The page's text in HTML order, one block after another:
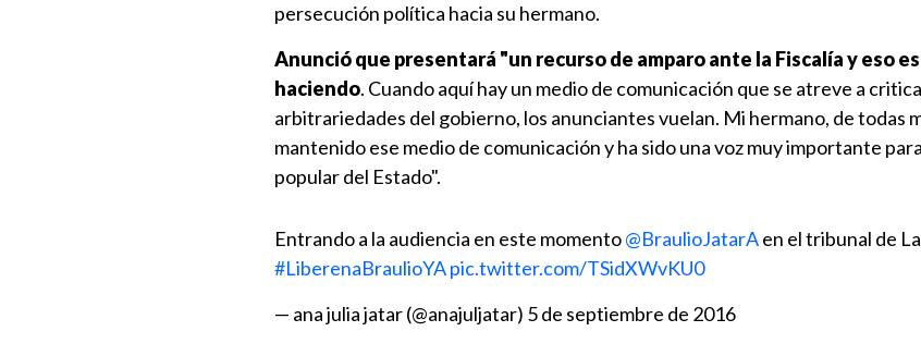
persecución política hacia su hermano.
Anunció que presentará "un recurso de amparo ante la Fiscalía y eso
haciendo. Cuando aquí hay un medio de comunicación que se atreve a
arbitrariedades del gobierno, los anunciantes vuelan. Mi hermano, de todas
mantenido ese medio de comunicación y ha sido una voz muy importante
popular del Estado".
Entrando a la audiencia en este momento@BraulioJatarAen el tribunal de
#LiberenaBraulioYApic.twitter.com/TSidXWvKU0
— ana julia jatar (@anajuljatar) 5 de septiembre de 2016